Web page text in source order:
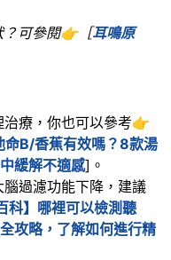
？可參閱👉［耳鳴原
療，你也可以參考👉
命B/香蕉有效嗎？8款湯
緩解不適感]。
腦過濾功能下降，建議
科】哪裡可以檢測聽
攻略，了解如何進行精